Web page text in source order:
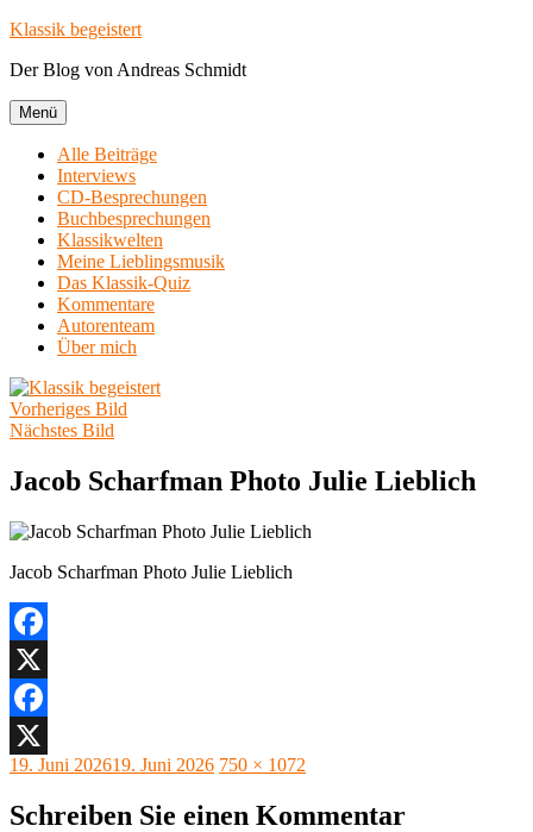
Zum
springen
Klassik begeistert
Der Blog von Andreas Schmidt
Menü
Alle Beiträge
Interviews
CD-Besprechungen
Buchbesprechungen
Klassikwelten
Meine Lieblingsmusik
Das Klassik-Quiz
Kommentare
Autorenteam
Über mich
Vorheriges Bild
Nächstes Bild
Jacob Scharfman Photo Julie Lieblich
Jacob Scharfman Photo Julie Lieblich
Facebook
X
Facebook
X
Veröffentlicht
19. Juni 202619. Juni 2026 Originalgröße
750 × 1072
Schreiben Sie einen Kommentar